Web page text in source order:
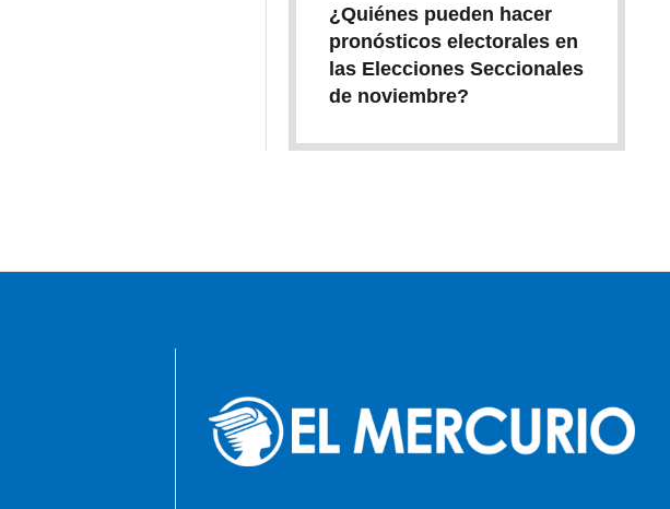
¿Quiénes pueden hacer
pronósticos electorales en
las Elecciones Seccionales
de noviembre?